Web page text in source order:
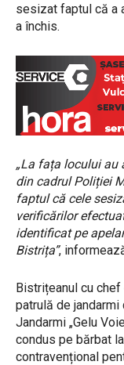
sesizat faptul că a
a închis.
„La fața locului
din cadrul Poliției
faptul că cele
verificărilor
identificat pe
Bistrița”,
Bistrițeanul cu
patrulă de
Jandarmi „Gelu
condus pe bărbat
contravențional